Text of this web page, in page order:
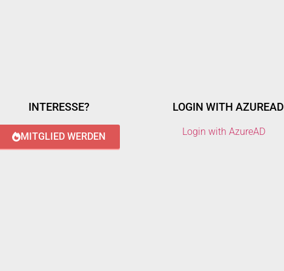
INTERESSE?
MITGLIED WERDEN
LOGIN WITH AZUREAD
Login with AzureAD